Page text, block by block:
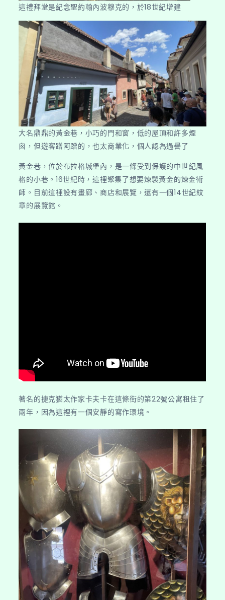
這禮拜堂是紀念聖約翰內波穆克的，於18世紀增建
大名鼎鼎的黃金巷，小巧的門和窗，低的屋頂和許多煙
囪，但遊客蹭阿蹭的，也太商業化，個人認為過譽了
黃金巷，位於布拉格城堡內，是一條受到保護的中世紀風
格的小巷。16世紀時，這裡聚集了想要煉製黃金的煉金術
師。目前這裡設有畫廊、商店和展覽，還有一個14世紀紋
章的展覽館。
著名的捷克猶太作家卡夫卡在這條街的第22號公寓租住了
兩年，因為這裡有一個安靜的寫作環境。